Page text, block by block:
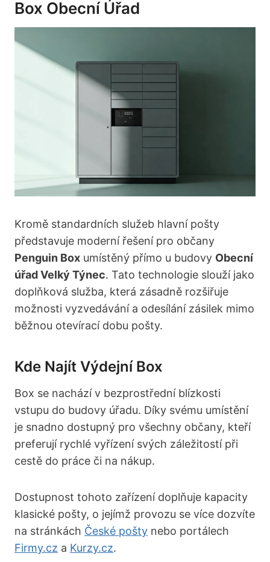
Box Obecní Úřad
Kromě standardních služeb hlavní pošty
představuje moderní řešení pro občany
Penguin Box umístěný přímo u budovy Obecní
úřad Velký Týnec. Tato technologie slouží jako
doplňková služba, která zásadně rozšiřuje
možnosti vyzvedávání a odesílání zásilek mimo
běžnou otevírací dobu pošty.
Kde Najít Výdejní Box
Box se nachází v bezprostřední blízkosti
vstupu do budovy úřadu. Díky svému umístění
je snadno dostupný pro všechny občany, kteří
preferují rychlé vyřízení svých záležitostí při
cestě do práce či na nákup.
Dostupnost tohoto zařízení doplňuje kapacity
klasické pošty, o jejímž provozu se více dozvíte
na stránkách České pošty nebo portálech
Firmy.cz a Kurzy.cz.